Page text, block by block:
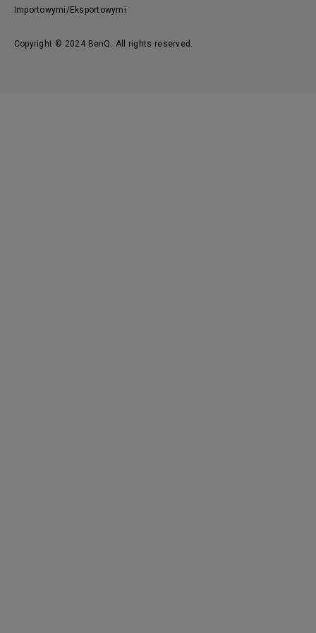
Copyright © 2024 BenQ. All rights reserved.
Importowymi/Eksportowymi